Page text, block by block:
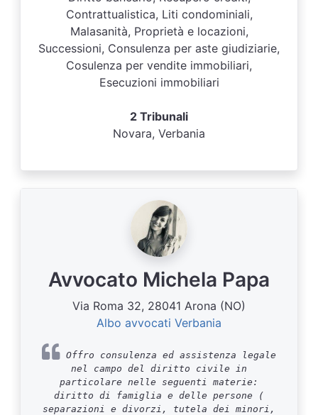
Contrattualistica, Liti condominiali,
Malasanità, Proprietà e locazioni,
Successioni, Consulenza per aste giudiziarie,
Cosulenza per vendite immobiliari,
Esecuzioni immobiliari
2 Tribunali
Novara, Verbania
Avvocato Michela Papa
Via Roma 32, 28041 Arona (NO)
Albo avvocati Verbania
Offro consulenza ed assistenza legale
nel campo del diritto civile in
particolare nelle seguenti materie:
diritto di famiglia e delle persone (
separazioni e divorzi, tutela dei minori,